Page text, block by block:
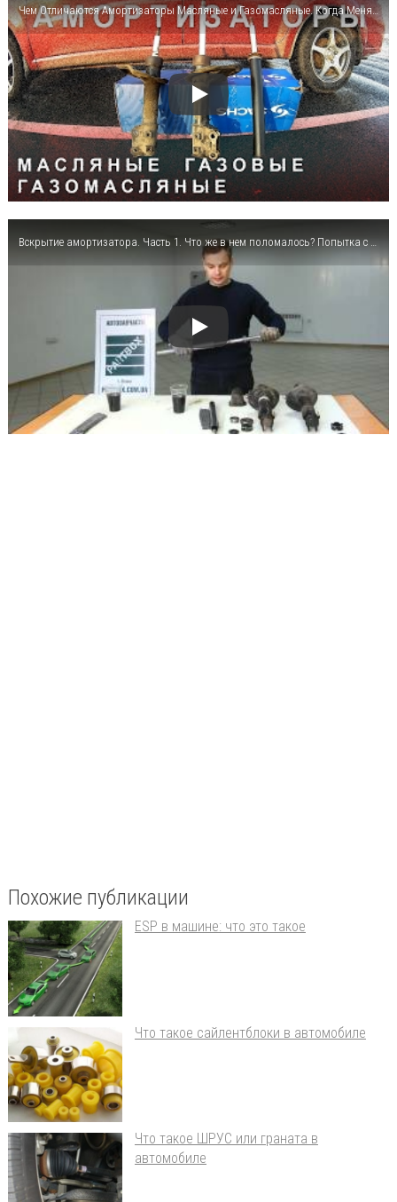
Чем Отличаются Амортизаторы Масляные и Газомасляные. Когда Менять Амортизаторы
Вскрытие амортизатора. Часть 1. Что же в нем поломалось? Попытка с ходу найти неисправность.
Похожие публикации
ESP в машине: что это такое
Что такое сайлентблоки в автомобиле
Что такое ШРУС или граната в
автомобиле